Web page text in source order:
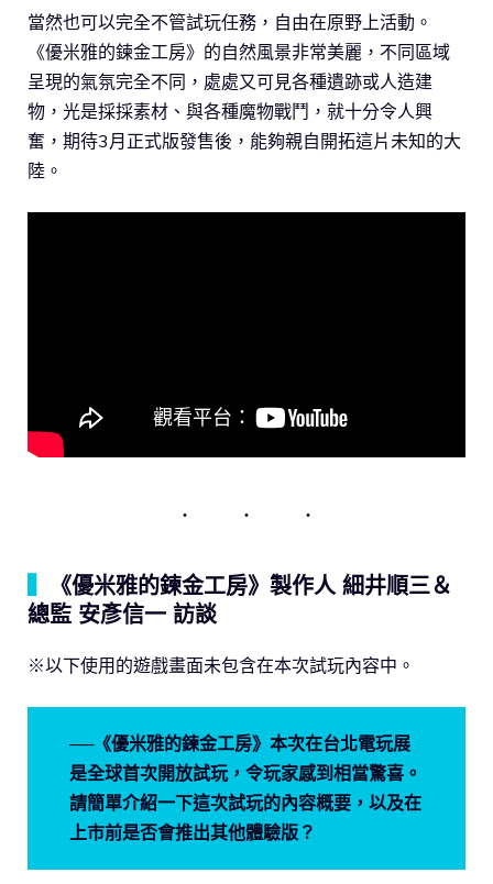
當然也可以完全不管試玩任務，自由在原野上活動。
《優米雅的鍊金工房》的自然風景非常美麗，不同區域
呈現的氣氛完全不同，處處又可見各種遺跡或人造建
物，光是採採素材、與各種魔物戰鬥，就十分令人興
奮，期待3月正式版發售後，能夠親自開拓這片未知的大
陸。
《優米雅的鍊金工房》製作人 細井順三＆
總監 安彥信一 訪談
※以下使用的遊戲畫面未包含在本次試玩內容中。
──《優米雅的鍊金工房》本次在台北電玩展
是全球首次開放試玩，令玩家感到相當驚喜。
請簡單介紹一下這次試玩的內容概要，以及在
上市前是否會推出其他體驗版？